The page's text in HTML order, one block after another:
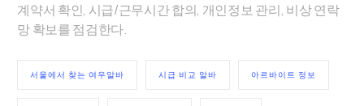
계약서 확인, 시급/근무시간 합의, 개인정보 관리, 비상 연락
망 확보를 점검한다.
서울에서 찾는 여우알바 시급 비교 알바 아르바이트 정보